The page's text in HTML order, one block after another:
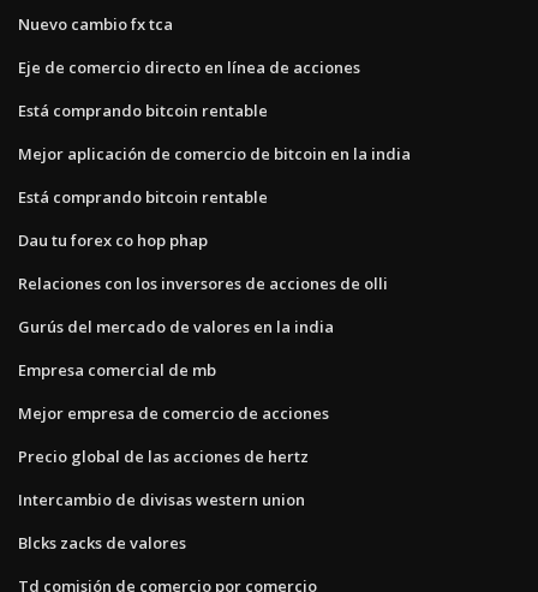
Nuevo cambio fx tca
Eje de comercio directo en línea de acciones
Está comprando bitcoin rentable
Mejor aplicación de comercio de bitcoin en la india
Está comprando bitcoin rentable
Dau tu forex co hop phap
Relaciones con los inversores de acciones de olli
Gurús del mercado de valores en la india
Empresa comercial de mb
Mejor empresa de comercio de acciones
Precio global de las acciones de hertz
Intercambio de divisas western union
Blcks zacks de valores
Td comisión de comercio por comercio